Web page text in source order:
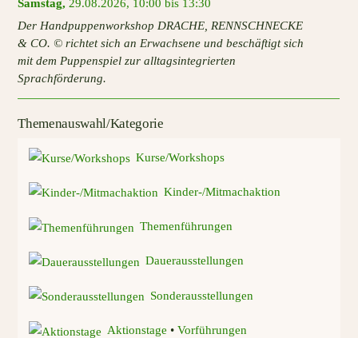
Samstag, 29.08.2026, 10:00 bis 13:30
Der Handpuppenworkshop DRACHE, RENNSCHNECKE
& CO. © richtet sich an Erwachsene und beschäftigt sich
mit dem Puppenspiel zur alltagsintegrierten
Sprachförderung.
Themenauswahl/Kategorie
Kurse/Workshops
Kinder-/Mitmachaktion
Themenführungen
Dauerausstellungen
Sonderausstellungen
Aktionstage •Vorführungen